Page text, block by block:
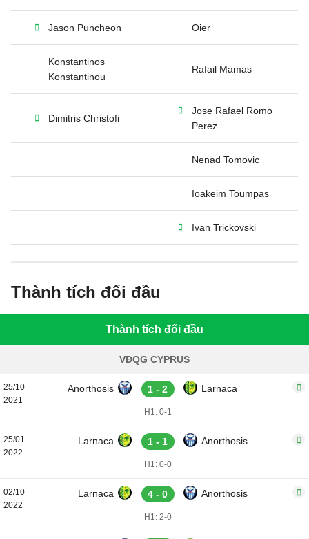
Jason Puncheon Oier
Konstantinos
Konstantinou
Rafail Mamas
Dimitris Christofi
Jose Rafael Romo
Perez
Nenad Tomovic
Ioakeim Toumpas
Ivan Trickovski
Thành tích đối đầu
Thành tích đối đầu
VĐQG CYPRUS
25/10
2021
Anorthosis 1 - 2 Larnaca
H1: 0-1
25/01
2022
Larnaca 1 - 1 Anorthosis
H1: 0-0
02/10
2022
Larnaca 4 - 0 Anorthosis
H1: 2-0